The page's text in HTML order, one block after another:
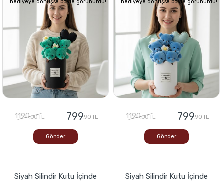
hediyeye dönüşse böyle görünürdü!
1190,00 TL 799,90 TL
Gönder
hediyeye dönüşse böyle görünürdü!
1190,00 TL 799,90 TL
Gönder
Siyah Silindir Kutu İçinde
Siyah Silindir Kutu İçinde